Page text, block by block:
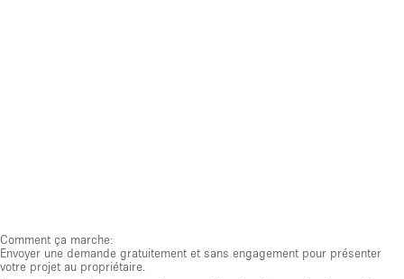
Comment ça marche:
Envoyer une demande gratuitement et sans engagement pour présenter
votre projet au propriétaire.